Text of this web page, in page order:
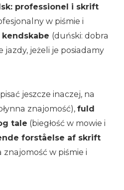
professionel i skrift
w piśmie i
(duński: dobra
jazdy, jeżeli je posiadamy
jeszcze inaczej, na
znajomość), fuld
tale (biegłość w mowie i
forståelse af skrift
znajomość w piśmie i